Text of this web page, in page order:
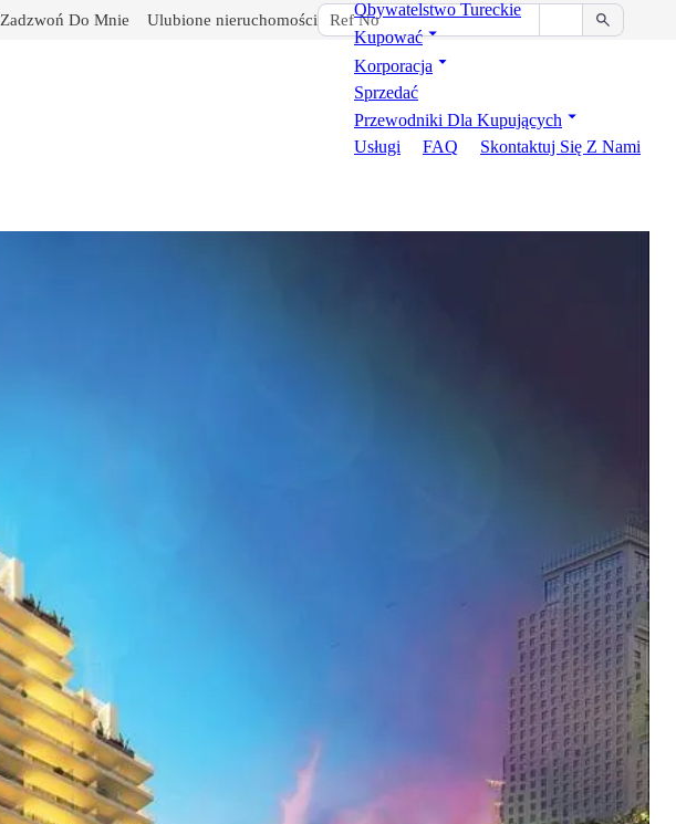
Zadzwoń Do Mnie Ulubione nieruchomości
Obywatelstwo Tureckie
Kupować
Korporacja
Sprzedać
Przewodniki Dla Kupujących
Usługi
FAQ Skontaktuj Się Z Nami